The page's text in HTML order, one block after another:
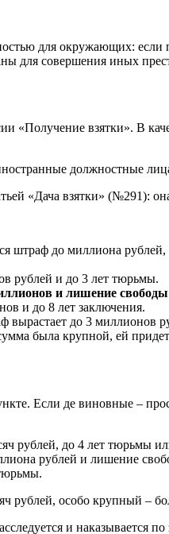
для окружающих: если
для совершения иных
«Получение взятки». В
должностные
«Дача взятки» (№291):
штраф до миллиона
рублей и до 3 лет тюрьмы.
и лишение свободы
и до 8 лет заключения.
до 3 миллионов
была крупной, ей
Если де виновные –
рублей, до 4 лет тюрьмы
рублей и лишение
рублей, особо крупный –
и